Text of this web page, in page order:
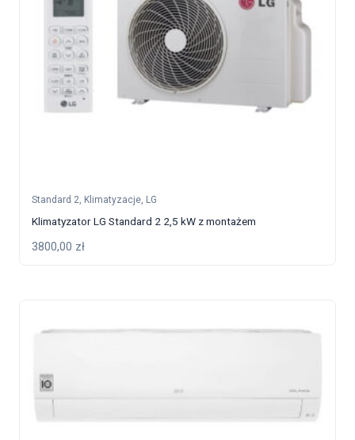
Standard 2, Klimatyzacje, LG
Klimatyzator LG Standard 2 2,5 kW z montażem
3800,00 zł